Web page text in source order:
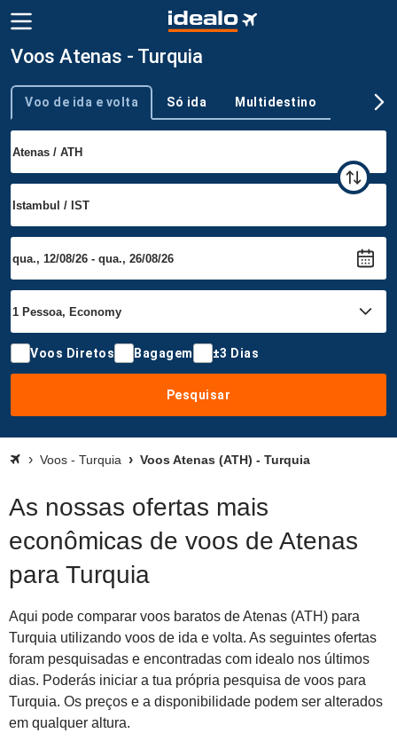
Voos Atenas - Turquia
Tipo de viagem
Voo de ida e volta Só ida Multidestino
Voos Diretos Bagagem ±3 Dias
Pesquisar
Voos - Turquia Voos Atenas (ATH) - Turquia
As nossas ofertas mais
econômicas de voos de Atenas
para Turquia
Aqui pode comparar voos baratos de Atenas (ATH) para
Turquia utilizando voos de ida e volta. As seguintes ofertas
foram pesquisadas e encontradas com idealo nos últimos
dias. Poderás iniciar a tua própria pesquisa de voos para
Turquia. Os preços e a disponibilidade podem ser alterados
em qualquer altura.